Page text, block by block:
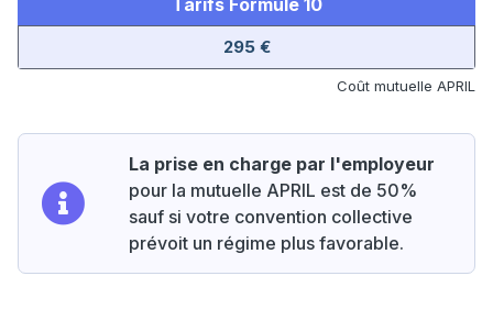
Tarifs Formule 10
295 €
Coût mutuelle APRIL
La prise en charge par l'employeur
pour la mutuelle APRIL est de 50%
sauf si votre convention collective
prévoit un régime plus favorable.